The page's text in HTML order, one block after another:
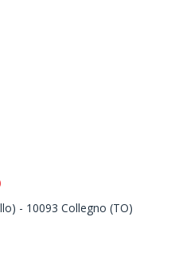
- 10093 Collegno (TO)